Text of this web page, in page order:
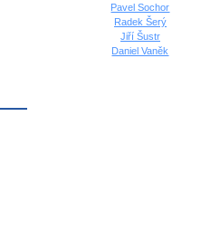
Pavel Sochor
Radek Šerý
Jiří Šustr
Daniel Vaněk